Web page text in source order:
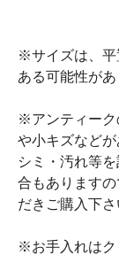
※サイズは、平
ある可能性があ
※アンティーク
や小キズなどが
シミ・汚れ等
合もあります
だきご購入下さ
※お手入れはク